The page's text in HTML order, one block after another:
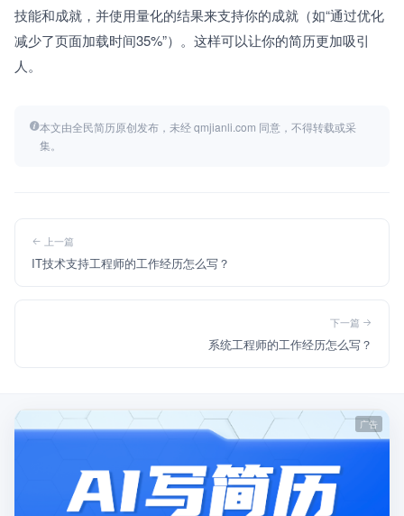
技能和成就，并使用量化的结果来支持你的成就（如“通过优化
减少了页面加载时间35%”）。这样可以让你的简历更加吸引
人。
本文由全民简历原创发布，未经 qmjianli.com 同意，不得转载或采
集。
上一篇
IT技术支持工程师的工作经历怎么写？
下一篇
系统工程师的工作经历怎么写？